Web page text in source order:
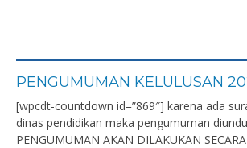
PENGUMUMAN KELULUSAN
[wpcdt-countdown id=”869″] karena ada
dinas pendidikan maka pengumuman
PENGUMUMAN AKAN DILAKUKAN